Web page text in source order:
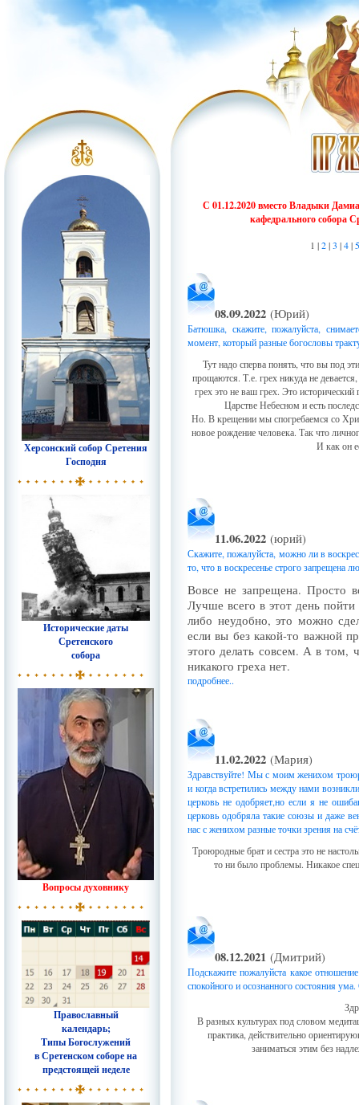
Херсонский собор Сретения
Господня
Исторические даты
Сретенского
собора
Вопросы духовнику
Православный
календарь;
Типы Богослужений
в Сретенском соборе на
предстоящей неделе
С 01.12.2020 вместо Владыки
кафедрального собора
1 |2|3 |4| 5
08.09.2022 (Юрий)
Батюшка, скажите, пожалуйста,
момент, который разные богословы
Тут надо сперва понять, что вы под
прощаются. Т.е. грех никуда не
грех это не ваш грех. Это
Царстве Небесном и есть
Но. В крещении мы спогребаемся со
новое рождение человека. Так что
И как он
11.06.2022 (юрий)
Скажите, пожалуйста, можно ли в
то, что в воскресенье строго запрещена
Вовсе не запрещена. Просто
Лучше всего в этот день
либо неудобно, это можно
если вы без какой-то важной
этого делать совсем. А в том,
никакого греха нет.
подробнее..
11.02.2022 (Мария)
Здравствуйте! Мы с моим женихом
и когда встретились между нами
церковь не одобряет,но если я не
церковь одобряла такие союзы и даже
нас с женихом разные точки зрения на
Троюродные брат и сестра это не
то ни было проблемы. Никакое
08.12.2021 (Дмитрий)
Подскажите пожалуйста какое
спокойного и осознанного состояния
В разных культурах под словом
практика, действительно
заниматься этим без